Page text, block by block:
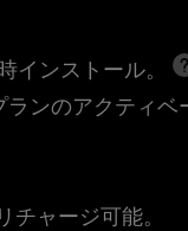
インストール。
ンのアクティベ
ャージ可能。